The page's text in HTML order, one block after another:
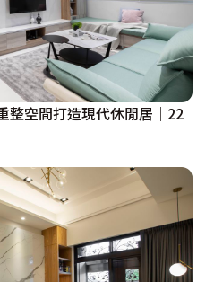
整空間打造現代休閒居│22